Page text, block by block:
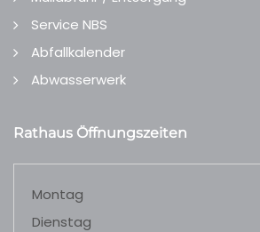
Service NBS
Abfallkalender
Abwasserwerk
Rathaus Öffnungszeiten
Montag
Dienstag